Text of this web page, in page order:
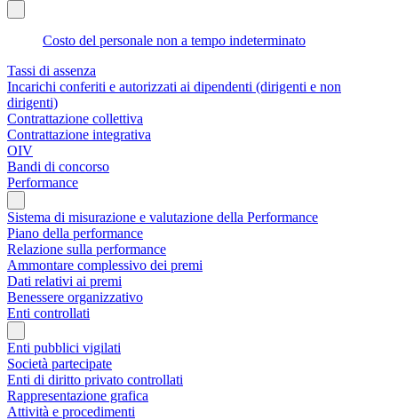
Costo del personale non a tempo indeterminato
Tassi di assenza
Incarichi conferiti e autorizzati ai dipendenti (dirigenti e non
dirigenti)
Contrattazione collettiva
Contrattazione integrativa
OIV
Bandi di concorso
Performance
Sistema di misurazione e valutazione della Performance
Piano della performance
Relazione sulla performance
Ammontare complessivo dei premi
Dati relativi ai premi
Benessere organizzativo
Enti controllati
Enti pubblici vigilati
Società partecipate
Enti di diritto privato controllati
Rappresentazione grafica
Attività e procedimenti